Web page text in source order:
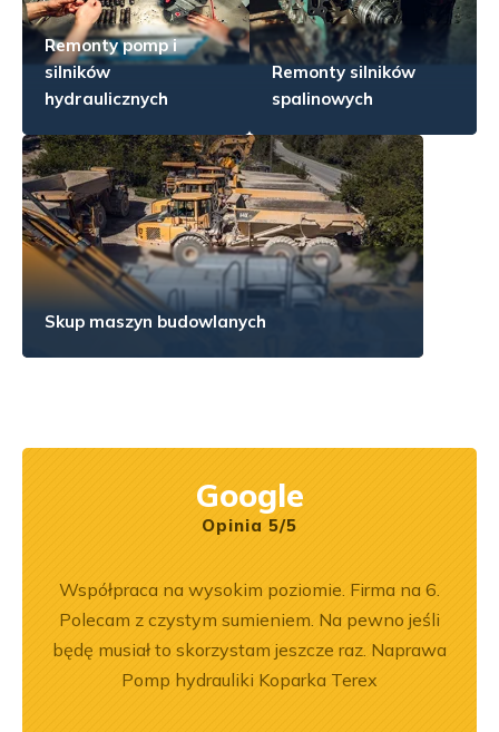
Remonty pomp i
silników
hydraulicznych
Remonty silników
spalinowych
Skup maszyn budowlanych
Google
Opinia 5/5
Współpraca na wysokim poziomie. Firma na 6.
Polecam z czystym sumieniem. Na pewno jeśli
będę musiał to skorzystam jeszcze raz. Naprawa
Pomp hydrauliki Koparka Terex